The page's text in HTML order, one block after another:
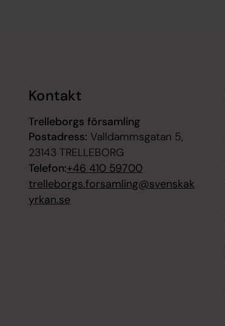
Kontakt
Trelleborgs församling
Postadress: Valldammsgatan 5,
23143 TRELLEBORG
Telefon:+46 410 59700
trelleborgs.forsamling@svenskak
yrkan.se